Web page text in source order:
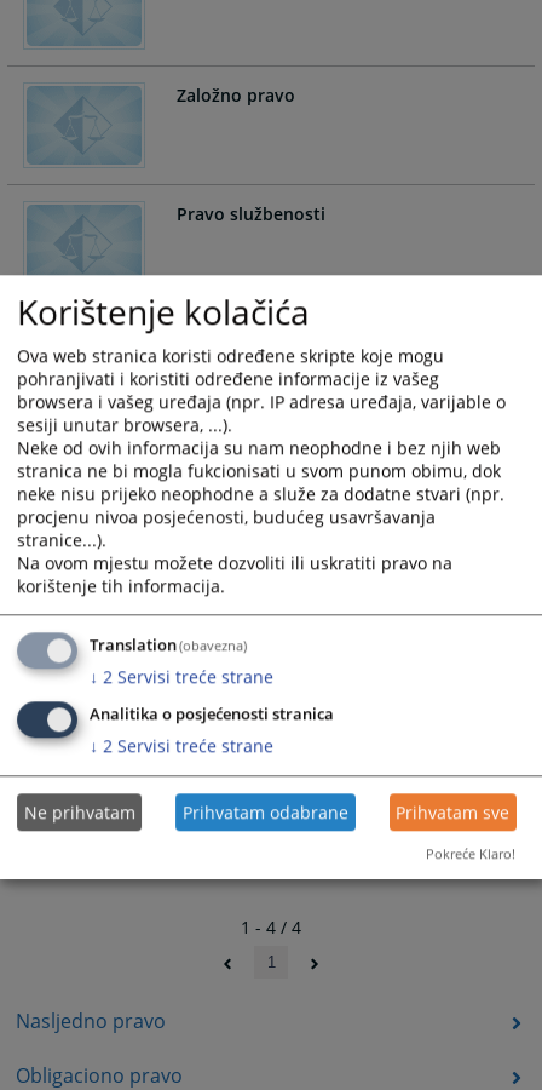
Nasljedno pravo
Obligaciono pravo
select
a
Press
question
mark
the
shortcuts
for
changing
dates.
a
date.
question
mark
the
shortcuts
for
changing
dates.
Založno pravo
Pravo službenosti
1 - 4 / 4
1
Korištenje kolačića
Ova web stranica koristi određene skripte koje mogu
pohranjivati i koristiti određene informacije iz vašeg
browsera i vašeg uređaja (npr. IP adresa uređaja, varijable o
sesiji unutar browsera, ...).
Neke od ovih informacija su nam neophodne i bez njih web
stranica ne bi mogla fukcionisati u svom punom obimu, dok
neke nisu prijeko neophodne a služe za dodatne stvari (npr.
procjenu nivoa posjećenosti, budućeg usavršavanja
stranice...).
Na ovom mjestu možete dozvoliti ili uskratiti pravo na
korištenje tih informacija.
Translation(obavezna)
↓ 2 Servisi treće strane
Analitika o posjećenosti stranica
↓ 2 Servisi treće strane
Ne prihvatam Prihvatam odabrane Prihvatam sve
Pokreće Klaro!